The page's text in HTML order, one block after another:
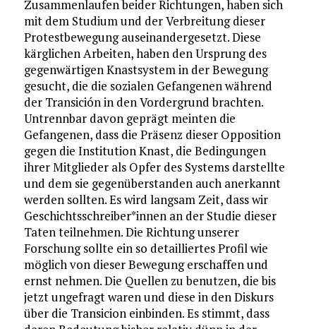
Zusammenlaufen beider Richtungen, haben sich
mit dem Studium und der Verbreitung dieser
Protestbewegung auseinandergesetzt. Diese
kärglichen Arbeiten, haben den Ursprung des
gegenwärtigen Knastsystem in der Bewegung
gesucht, die die sozialen Gefangenen während
der Transición in den Vordergrund brachten.
Untrennbar davon geprägt meinten die
Gefangenen, dass die Präsenz dieser Opposition
gegen die Institution Knast, die Bedingungen
ihrer Mitglieder als Opfer des Systems darstellte
und dem sie gegenüberstanden auch anerkannt
werden sollten. Es wird langsam Zeit, dass wir
Geschichtsschreiber*innen an der Studie dieser
Taten teilnehmen. Die Richtung unserer
Forschung sollte ein so detailliertes Profil wie
möglich von dieser Bewegung erschaffen und
ernst nehmen. Die Quellen zu benutzen, die bis
jetzt ungefragt waren und diese in den Diskurs
über die Transicion einbinden. Es stimmt, dass